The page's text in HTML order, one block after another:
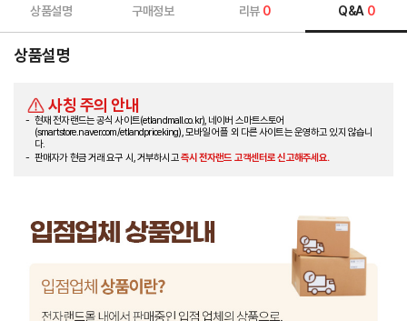
상품설명 구매정보 리뷰 0 Q&A 0
상품설명
사칭 주의 안내
현재 전자랜드는 공식 사이트(etlandmall.co.kr), 네이버 스마트스토어
(smartstore.naver.com/etlandpriceking), 모바일 어플 외 다른 사이트는 운영하고 있지 않습니
다.
판매자가 현금 거래 요구 시, 거부하시고즉시 전자랜드 고객센터로 신고해주세요.